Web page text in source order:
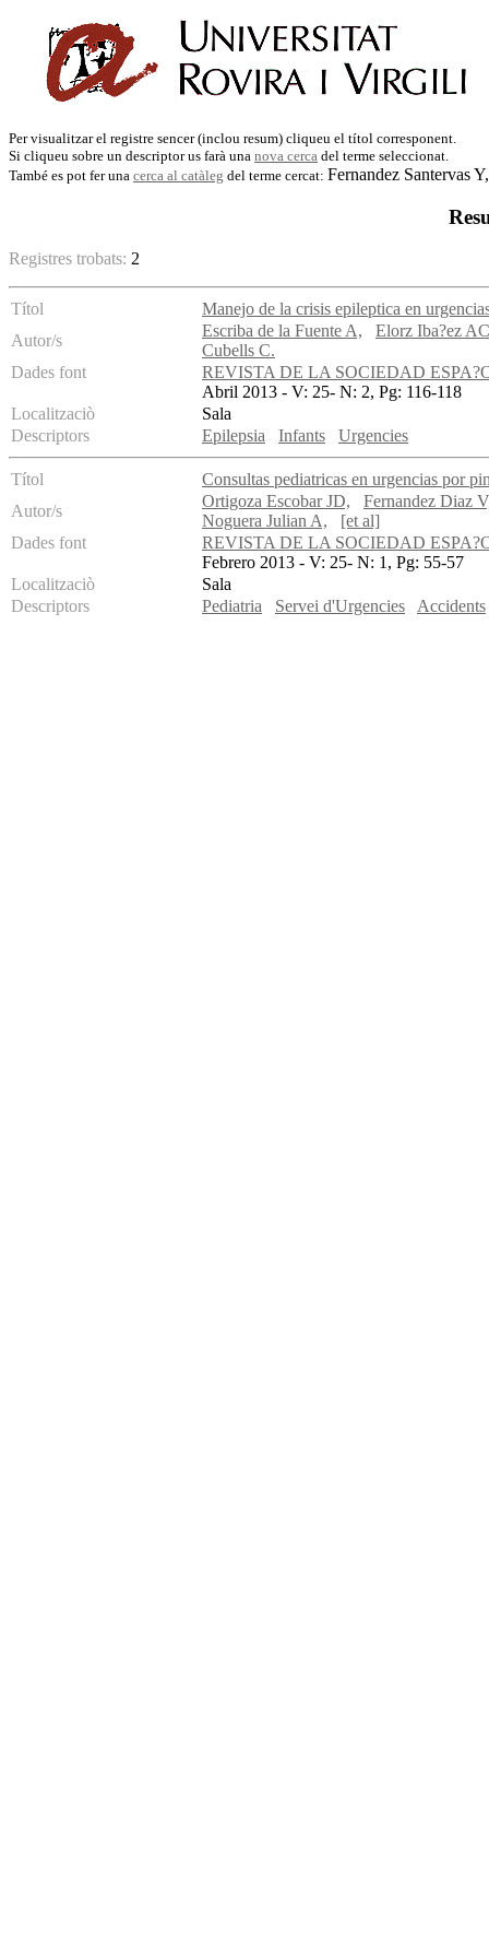
Per visualitzar el registre sencer (inclou resum) cliqueu el títol corresponent.
Si cliqueu sobre un descriptor us farà una nova cerca del terme seleccionat.
També es pot fer una cerca al catàleg del terme cercat: Fernandez Santervas Y,
Registres trobats: 2
Títol
Manejo de la crisis epileptica en
Autor/s
Escriba de la Fuente A,
Elorz Iba?ez
Cubells C.
Dades font
REVISTA DE LA SOCIEDAD
Abril 2013 - V: 25- N: 2, Pg: 116-118
Localitzaciò
Sala
Descriptors
Epilepsia Infants Urgencies
Títol
Consultas pediatricas en urgencias por
Autor/s
Ortigoza Escobar JD,
Fernandez Diaz
Noguera Julian A,
[et al]
Dades font
REVISTA DE LA SOCIEDAD
Febrero 2013 - V: 25- N: 1, Pg: 55-57
Localitzaciò
Sala
Descriptors
Pediatria Servei d'Urgencies Accidents